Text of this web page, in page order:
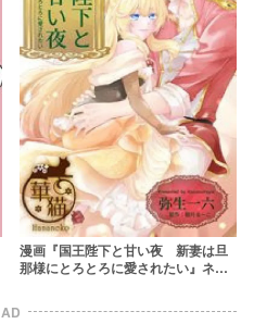
漫画『国王陛下と甘い夜 新妻は旦
那様にとろとろに愛されたい』ネタ
AD